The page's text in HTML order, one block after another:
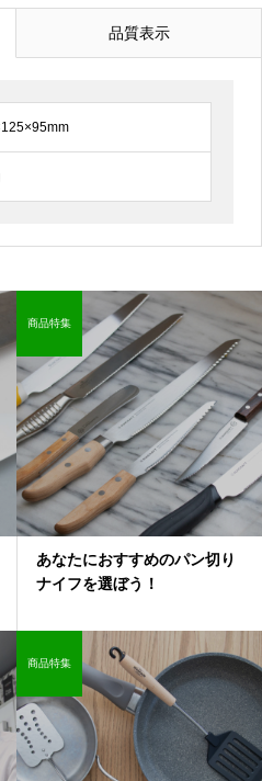
品質表示
あなたにおすすめのパン切り
ナイフを選ぼう！
商品特集
商品特集